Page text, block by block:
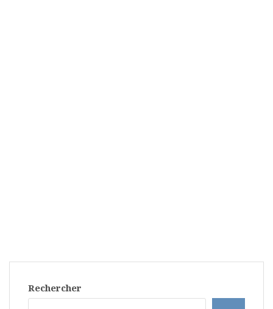
Rechercher